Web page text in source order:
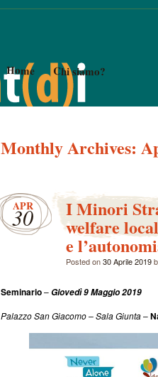
Home Chi siamo?
Monthly Archives:
APR
30 I Minori
welfare
e
Posted on30 Aprile 2019
Seminario–Giovedì 9 Maggio 2019
Palazzo San Giacomo – Sala Giunta–